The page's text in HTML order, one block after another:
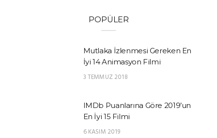
POPÜLER
Mutlaka İzlenmesi Gereken En
İyi 14 Animasyon Filmi
3 TEMMUZ 2018
IMDb Puanlarına Göre 2019’un
En İyi 15 Filmi
6 KASIM 2019